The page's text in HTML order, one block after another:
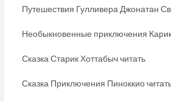
Путешествия Гулливера Джонатан
Необыкновенные приключения
Сказка Старик Хоттабыч читать
Сказка Приключения Пиноккио